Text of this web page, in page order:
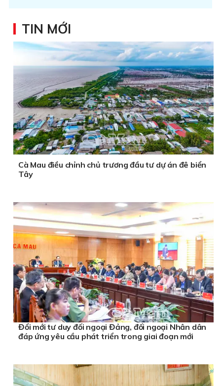
TIN MỚI
Cà Mau điều chỉnh chủ trương đầu tư dự án đê biển
Tây
Đổi mới tư duy đối ngoại Đảng, đối ngoại Nhân dân
đáp ứng yêu cầu phát triển trong giai đoạn mới